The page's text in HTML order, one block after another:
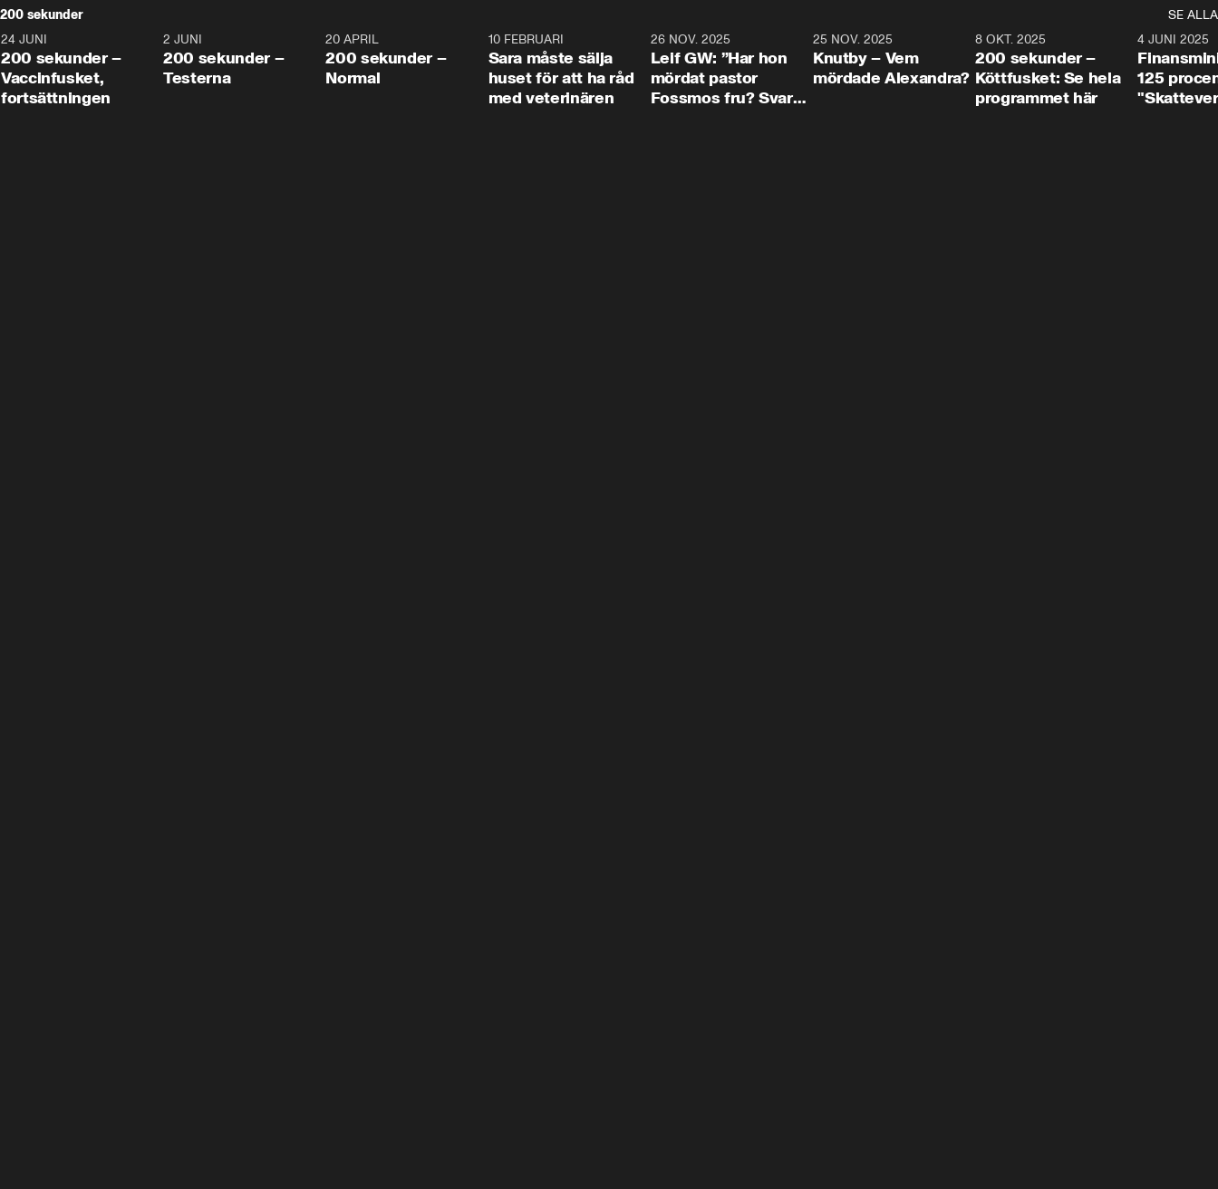
200 sekunder
SE ALLA
5:00
24 JUNI
200 sekunder –
Vaccinfusket,
fortsättningen
4:23
2 JUNI
200 sekunder –
Testerna
20 APRIL
200 sekunder –
Normal
10 FEBRUARI
Sara måste sälja
huset för att ha råd
med veterinären
26 NOV. 2025
Leif GW: ”Har hon
mördat pastor
Fossmos fru? Svar
31:05
25 NOV. 2025
Knutby – Vem
mördade Alexandra?
4:29
8 OKT. 2025
200 sekunder –
Köttfusket: Se hela
programmet här
4 JUNI 2025
125